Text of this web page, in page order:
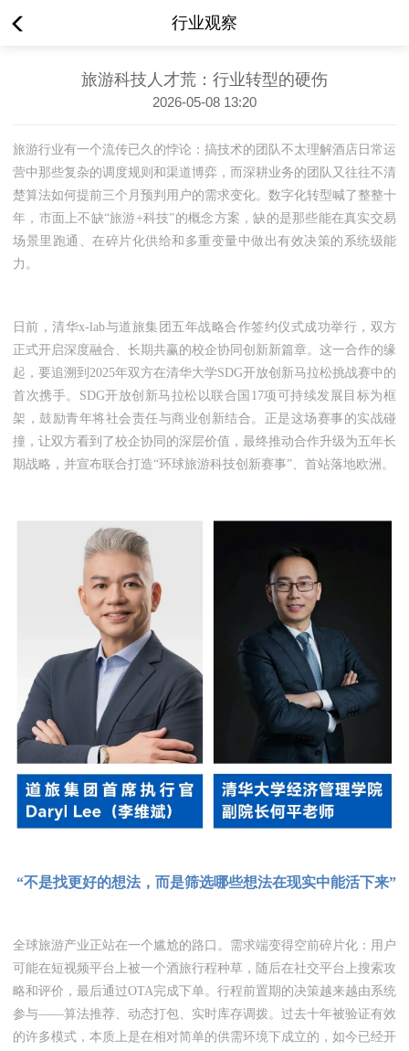
行业观察
旅游科技人才荒：行业转型的硬伤
2026-05-08 13:20
旅游行业有一个流传已久的悖论：搞技术的团队不太理解酒店日常运
营中那些复杂的调度规则和渠道博弈，而深耕业务的团队又往往不清
楚算法如何提前三个月预判用户的需求变化。数字化转型喊了整整十
年，市面上不缺“旅游+科技”的概念方案，缺的是那些能在真实交易
场景里跑通、在碎片化供给和多重变量中做出有效决策的系统级能
力。
日前，清华x-lab与道旅集团五年战略合作签约仪式成功举行，双方
正式开启深度融合、长期共赢的校企协同创新新篇章。这一合作的缘
起，要追溯到2025年双方在清华大学SDG开放创新马拉松挑战赛中的
首次携手。SDG开放创新马拉松以联合国17项可持续发展目标为框
架，鼓励青年将社会责任与商业创新结合。正是这场赛事的实战碰
撞，让双方看到了校企协同的深层价值，最终推动合作升级为五年长
期战略，并宣布联合打造“环球旅游科技创新赛事”、首站落地欧洲。
“不是找更好的想法，而是筛选哪些想法在现实中能活下来”
全球旅游产业正站在一个尴尬的路口。需求端变得空前碎片化：用户
可能在短视频平台上被一个酒旅行程种草，随后在社交平台上搜索攻
略和评价，最后通过OTA完成下单。行程前置期的决策越来越由系统
参与——算法推荐、动态打包、实时库存调拨。过去十年被验证有效
的许多模式，本质上是在相对简单的供需环境下成立的，如今已经开